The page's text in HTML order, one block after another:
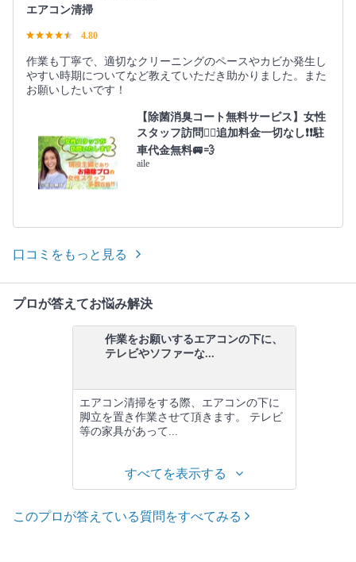
エアコン清掃
4.80
作業も丁寧で、適切なクリーニングのペースやカビか発生し
やすい時期についてなど教えていただき助かりました。また
お願いしたいです！
【除菌消臭コート無料サービス】女性
スタッフ訪問🙆‍♀️追加料金一切なし❗️❗️駐
車代金無料🚐💨
aile
口コミをもっと見る
プロが答えてお悩み解決
作業をお願いするエアコンの下に、
テレビやソファーな...
エアコン清掃をする際、エアコンの下に
脚立を置き作業させて頂きます。 テレビ
等の家具があって...
すべてを表示する
このプロが答えている質問をすべてみる